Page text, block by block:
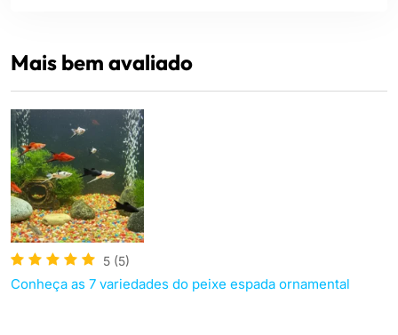
Mais bem avaliado
5 (5)
Conheça as 7 variedades do peixe espada ornamental